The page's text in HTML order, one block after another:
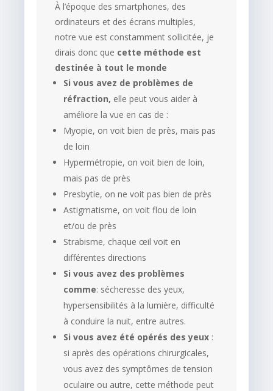
À l’époque des smartphones, des
ordinateurs et des écrans multiples,
notre vue est constamment sollicitée, je
dirais donc que cette méthode est
destinée à tout le monde
Si vous avez de problèmes de
réfraction, elle peut vous aider à
améliore la vue en cas de :
Myopie, on voit bien de près, mais pas
de loin
Hypermétropie, on voit bien de loin,
mais pas de près
Presbytie, on ne voit pas bien de près
Astigmatisme, on voit flou de loin
et/ou de près
Strabisme, chaque œil voit en
différentes directions
Si vous avez des problèmes
comme: sécheresse des yeux,
hypersensibilités à la lumière, difficulté
à conduire la nuit, entre autres.
Si vous avez été opérés des yeux :
si après des opérations chirurgicales,
vous avez des symptômes de tension
oculaire ou autre, cette méthode peut